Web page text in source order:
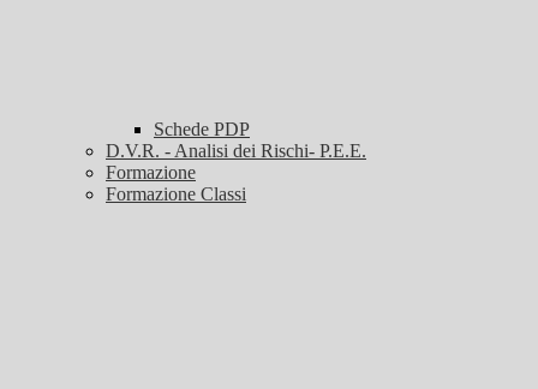
Schede PDP
D.V.R. - Analisi dei Rischi- P.E.E.
Formazione
Formazione Classi